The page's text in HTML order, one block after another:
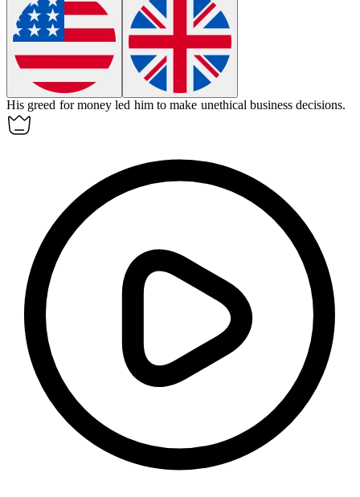
His greed for money led him to make unethical business decisions.